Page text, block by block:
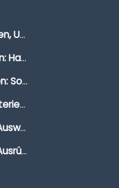
Autoshampoo: Kriterien, Unterschiede & Anwendung
Immunsystem stärken: Hausmittel, Vitamine & Wissenswertes
Clever daten & sparen: So findest du die besten Deals für Dates und Unternehmungen
Segelhandschuhe: Kriterien, Materialien & Tipps
Wohnwagenspiegel: Auswahl, Preise & Montage
Windsurfen: Einstieg, Ausrüstung & Tipps